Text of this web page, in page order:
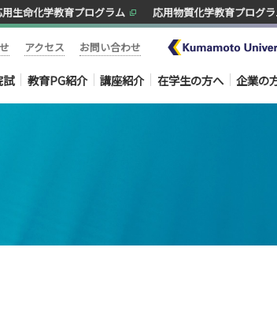
用生命化学教育プログラム 応用物質化学教育プログ
アクセス お問い合わせ
試 教育PG紹介 講座紹介 在学生の方へ 企業の